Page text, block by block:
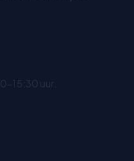
15:30 uur.